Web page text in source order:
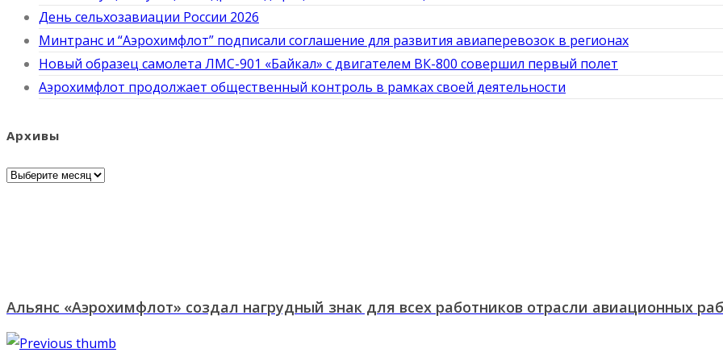
День сельхозавиации России 2026
Минтранс и “Аэрохимфлот” подписали соглашение для развития авиаперевозок в регионах
Новый образец самолета ЛМС-901 «Байкал» с двигателем ВК-800 совершил первый полет
Аэрохимфлот продолжает общественный контроль в рамках своей деятельности
Архивы
Архивы
Альянс «Аэрохимфлот» создал нагрудный знак для всех работников отрасли авиационных